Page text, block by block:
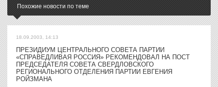
Похожие новости по теме
18.09.2003, 14:13
ПРЕЗИДИУМ ЦЕНТРАЛЬНОГО СОВЕТА ПАРТИИ
«СПРАВЕДЛИВАЯ РОССИЯ» РЕКОМЕНДОВАЛ НА ПОСТ
ПРЕДСЕДАТЕЛЯ СОВЕТА СВЕРДЛОВСКОГО
РЕГИОНАЛЬНОГО ОТДЕЛЕНИЯ ПАРТИИ ЕВГЕНИЯ
РОЙЗМАНА